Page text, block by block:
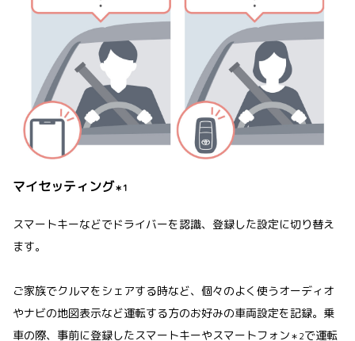
マイセッティング＊1
スマートキーなどでドライバーを認識、登録した設定に切り替え
ます。
ご家族でクルマをシェアする時など、個々のよく使うオーディオ
やナビの地図表示など運転する方のお好みの車両設定を記録。乗
車の際、事前に登録したスマートキーやスマートフォン＊2で運転